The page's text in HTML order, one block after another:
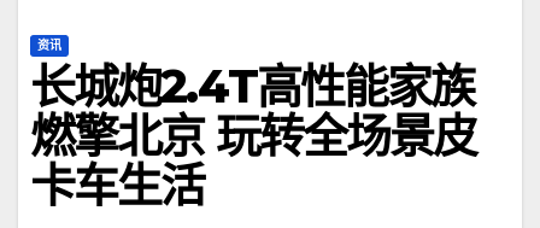
资讯
长城炮2.4T高性能家族
燃擎北京 玩转全场景皮
卡车生活